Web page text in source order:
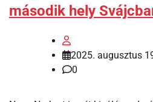
második hely
2025. augusztus
0